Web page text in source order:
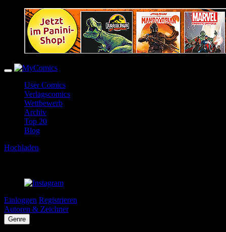
User Comics
Verlagscomics
Wettbewerb
Archiv
Top 20
Blog
Hochladen
Einloggen Registrieren
Autoren & Zeichner
Genre